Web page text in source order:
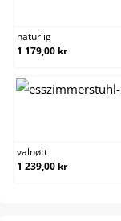
naturlig
1 179,00 kr
valnøtt
1 239,00 kr